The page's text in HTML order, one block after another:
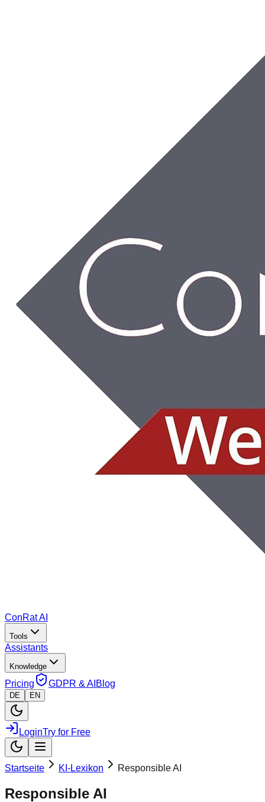
ConRat AI
Tools
Assistants
Knowledge
Pricing GDPR & AI Blog
DE EN
LoginTry for Free
Startseite KI-Lexikon Responsible AI
Responsible AI